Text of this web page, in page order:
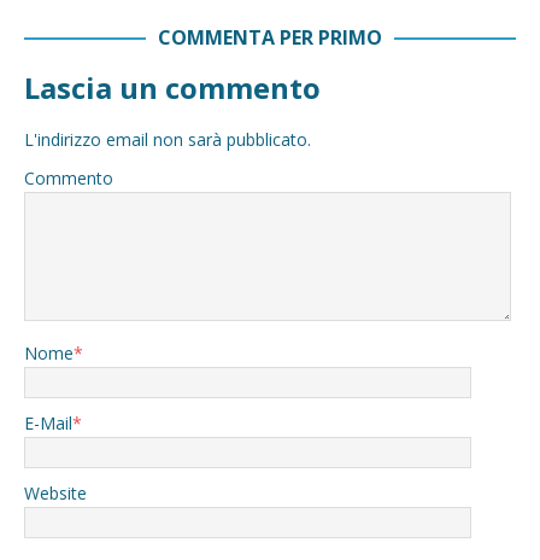
COMMENTA PER PRIMO
Lascia un commento
L'indirizzo email non sarà pubblicato.
Commento
Nome*
E-Mail*
Website